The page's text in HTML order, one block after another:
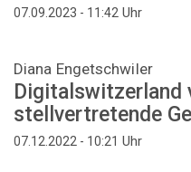
07.09.2023 - 11:42 Uhr
Diana Engetschwiler
Digitalswitzerland
stellvertretende
07.12.2022 - 10:21 Uhr